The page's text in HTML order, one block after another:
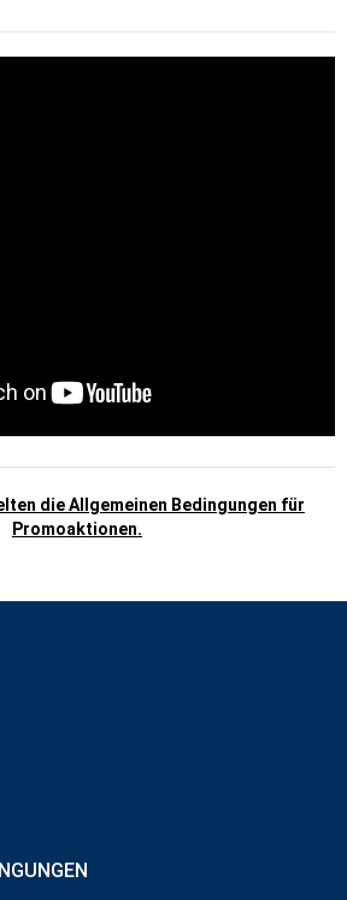
die Allgemeinen Bedingungen für
Promoaktionen.